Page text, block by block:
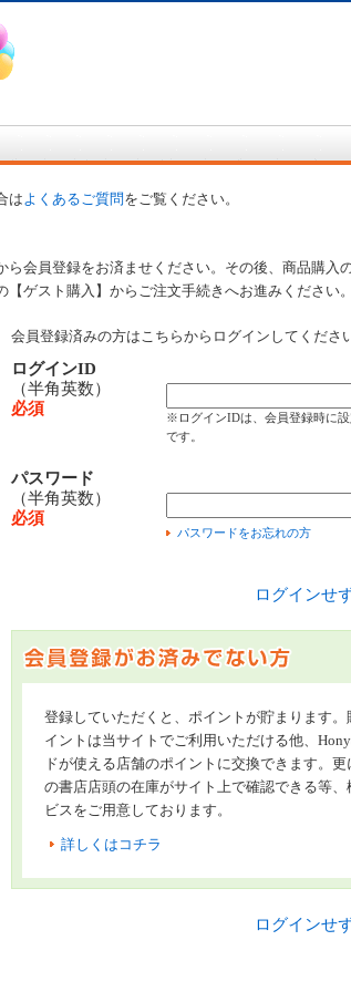
はよくあるご質問をご覧ください。
会員登録をお済ませください。その後、商品購入
【ゲスト購入】からご注文手続きへお進みください。
会員登録済みの方はこちらからログインしてくださ
ログインID
（半角英数）
必須
※ログインIDは、会員登録時に
です。
パスワード
（半角英数）
必須
パスワードをお忘れの方
ログインせ
登録していただくと、ポイントが貯まります。
イントは当サイトでご利用いただける他、
ドが使える店舗のポイントに交換できます。更
の書店店頭の在庫がサイト上で確認できる等、
ビスをご用意しております。
詳しくはコチラ
ログインせ